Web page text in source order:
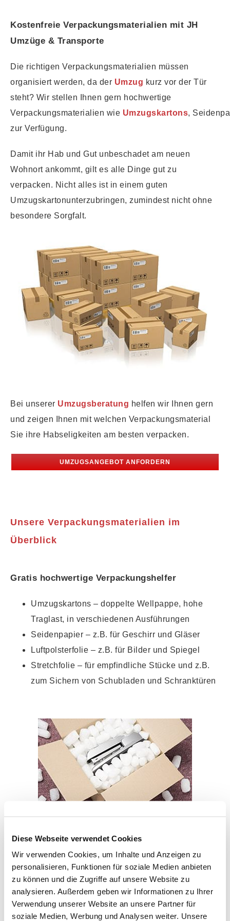
Diese Webseite verwendet Cookies
Wir verwenden Cookies, um Inhalte und Anzeigen zu
personalisieren, Funktionen für soziale Medien anbieten
zu können und die Zugriffe auf unsere Website zu
analysieren. Außerdem geben wir Informationen zu Ihrer
Verwendung unserer Website an unsere Partner für
soziale Medien, Werbung und Analysen weiter. Unsere
Kostenfreie Verpackungsmaterialien mit JH
Umzüge & Transporte
Die richtigen Verpackungsmaterialien müssen
organisiert werden, da der Umzug kurz vor der Tür
steht? Wir stellen Ihnen gern hochwertige
Verpackungsmaterialien wie Umzugskartons,
zur Verfügung.
Damit ihr Hab und Gut unbeschadet am neuen
Wohnort ankommt, gilt es alle Dinge gut zu
verpacken. Nicht alles ist in einem guten
Umzugskartonunterzubringen, zumindest nicht ohne
besondere Sorgfalt.
Bei unserer Umzugsberatung helfen wir Ihnen gern
und zeigen Ihnen mit welchen Verpackungsmaterial
Sie ihre Habseligkeiten am besten verpacken.
UMZUGSANGEBOT ANFORDERN
Unsere Verpackungsmaterialien im
Überblick
Gratis hochwertige Verpackungshelfer
Umzugskartons – doppelte Wellpappe, hohe
Traglast, in verschiedenen Ausführungen
Seidenpapier – z.B. für Geschirr und Gläser
Luftpolsterfolie – z.B. für Bilder und Spiegel
Stretchfolie – für empfindliche Stücke und z.B.
zum Sichern von Schubladen und Schranktüren
Nutzen Sie unseren fachmännischen
Einpackservice!
Einpackservice und Auspackservice sind der Anfang
eines entspannten Umzugs. Unsere erfahrenen und